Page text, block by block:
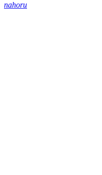
nahoru